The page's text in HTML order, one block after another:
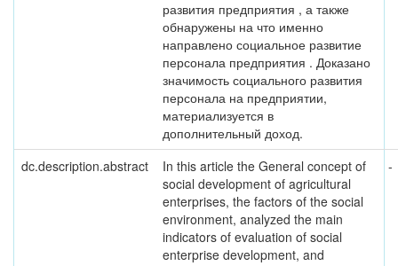
развития предприятия , а также
обнаружены на что именно
направлено социальное развитие
персонала предприятия . Доказано
значимость социального развития
персонала на предприятии,
материализуется в
дополнительный доход.
dc.description.abstract
In this article the General concept of
social development of agricultural
enterprises, the factors of the social
environment, analyzed the main
indicators of evaluation of social
enterprise development, and
-